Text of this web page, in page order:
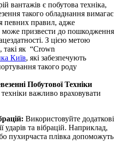
вантажів є побутова техніка,
такого обладнання вимагає
певних правил, адже
може призвести до пошкодження
З цією метою
такі як “Crown
Київ, які забезпечують
такого роду
Побутової Техніки
важливо враховувати
Використовуйте додаткові
ударів та вібрацій. Наприклад,
пухирчаста плівка допоможуть